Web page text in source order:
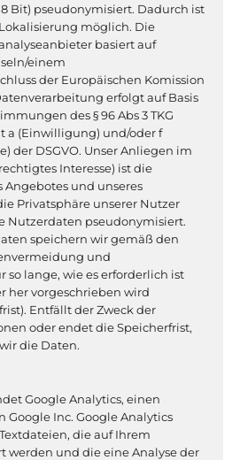
Bit) pseudonymisiert. Dadurch ist
möglich. Die
basiert auf
einem
der Europäischen Komission
erfolgt auf Basis
des § 96 Abs 3 TKG
a (Einwilligung) und/oder f
der DSGVO. Unser Anliegen im
Interesse) ist die
Angebotes und unseres
Privatsphäre unserer Nutzer
Nutzerdaten pseudonymisiert.
speichern wir gemäß den
und
so lange, wie es erforderlich ist
her vorgeschrieben wird
Entfällt der Zweck der
oder endet die Speicherfrist,
die Daten.
Google Analytics, einen
Google Inc. Google Analytics
die auf Ihrem
werden und die eine Analyse der